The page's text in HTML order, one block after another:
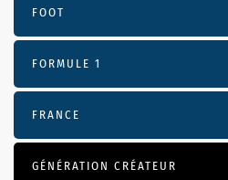
FOOT
FORMULE 1
FRANCE
GÉNÉRATION CRÉATEUR